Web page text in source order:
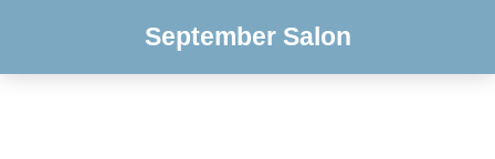
September Salon